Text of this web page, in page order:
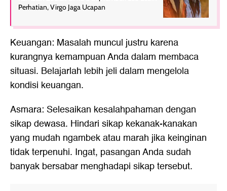
Perhatian, Virgo Jaga Ucapan
Keuangan: Masalah muncul justru karena
kurangnya kemampuan Anda dalam membaca
situasi. Belajarlah lebih jeli dalam mengelola
kondisi keuangan.
Asmara: Selesaikan kesalahpahaman dengan
sikap dewasa. Hindari sikap kekanak-kanakan
yang mudah ngambek atau marah jika keinginan
tidak terpenuhi. Ingat, pasangan Anda sudah
banyak bersabar menghadapi sikap tersebut.